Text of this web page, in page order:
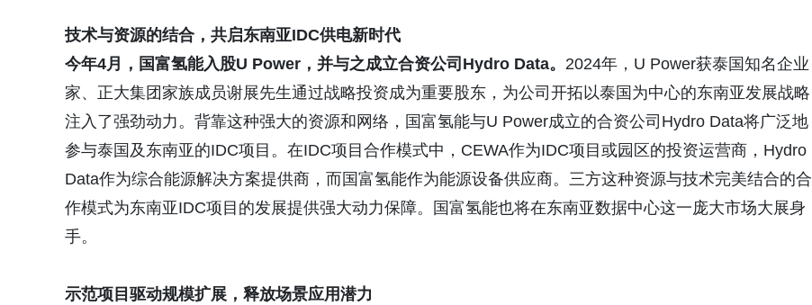
技术与资源的结合 ，共启东南亚IDC供电新时代
今年4月，国富氢能入股U Power ，并与之成立合资公司 Hydro Data。 2024年，U Power获泰国知名企业
家、正大集团家族成员谢展先生通过战略投资成为重要股东，为公司开拓以泰国为中心的东南亚发展战略
注入了强劲动力。背靠这种强大的资源和网络，国富氢能与U Power成立的合资公司Hydro Data将广泛地
参与泰国及东南亚的IDC项目。在IDC项目合作模式中，CEWA作为IDC项目或园区的投资运营商，Hydro
Data作为综合能源解决方案提供商，而国富氢能作为能源设备供应商。三方这种资源与技术完美结合的合
作模式为东南亚IDC项目的发展提供强大动力保障。国富氢能也将在东南亚数据中心这一庞大市场大展身
手。
示范项目 驱动规模扩展，释放场景应用潜力